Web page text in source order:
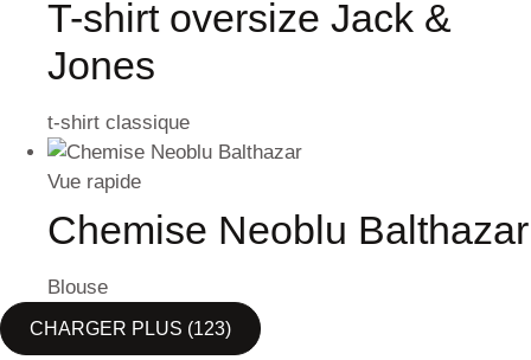
T-shirt oversize Jack &
Jones
t-shirt classique
Vue rapide
Chemise Neoblu Balthazar
Blouse
CHARGER PLUS (123)